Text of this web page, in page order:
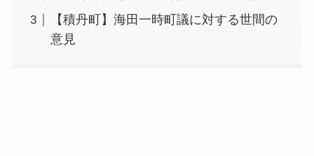
【積丹町】海田一時町議に対する世間の
意見